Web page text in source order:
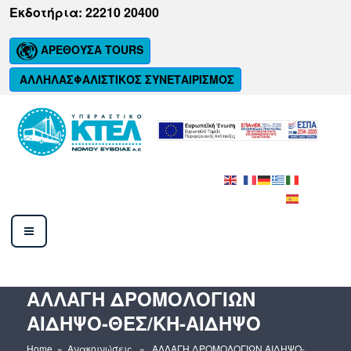
Μετάβαση
περιεχόμενο
Εκδοτήρια: 22210 20400
ΑΡΕΘΟΥΣΑ TOURS
ΑΛΛΗΛΑΣΦΑΛΙΣΤΙΚΟΣ ΣΥΝΕΤΑΙΡΙΣΜΟΣ
ΚΤΕΛ ΝΟΜΟΥ ΕΥΒΟΙΑΣ Α.Ε.
AΛΛΑΓΗ ΔΡΟΜΟΛΟΓΙΩΝ
ΑΙΔΗΨΟ-ΘΕΣ/ΚΗ-ΑΙΔΗΨΟ
Home »Ανακοινώσεις » AΛΛΑΓΗ ΔΡΟΜΟΛΟΓΙΩΝ ΑΙΔΗΨΟ-